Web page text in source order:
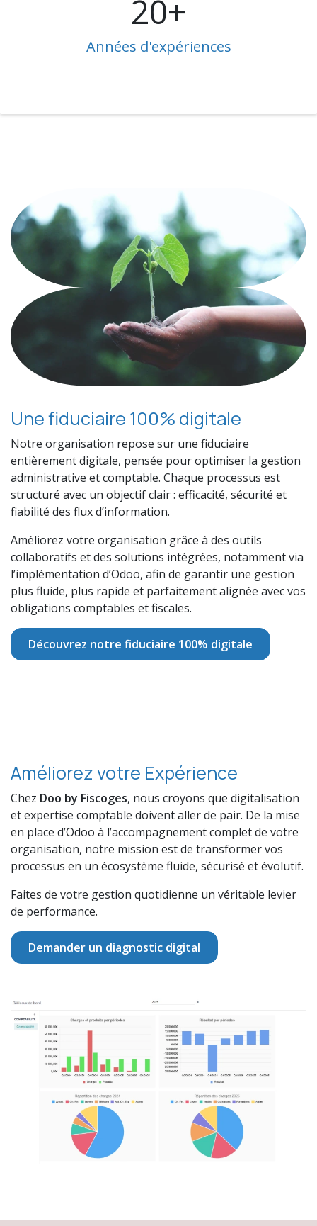
20+
Années d'expériences
Une fiduciaire 100% digitale
Notre organisation repose sur une fiduciaire
entièrement digitale, pensée pour optimiser la gestion
administrative et comptable. Chaque processus est
structuré avec un objectif clair : efficacité, sécurité et
fiabilité des flux d’information.
Améliorez votre organisation grâce à des outils
collaboratifs et des solutions intégrées, notamment via
l’implémentation d’Odoo, afin de garantir une gestion
plus fluide, plus rapide et parfaitement alignée avec vos
obligations comptables et fiscales.
Découvrez notre fiduciaire 100% digitale
Améliorez votre Expérience
Chez Doo by Fiscoges, nous croyons que digitalisation
et expertise comptable doivent aller de pair. De la mise
en place d’Odoo à l’accompagnement complet de votre
organisation, notre mission est de transformer vos
processus en un écosystème fluide, sécurisé et évolutif.
Faites de votre gestion quotidienne un véritable levier
de performance.
Demander un diagnostic digital